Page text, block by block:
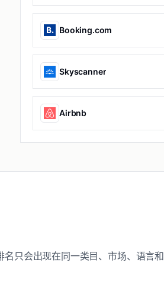
Booking.com
Skyscanner
Airbnb
只会出现在同一类目、市场、语言